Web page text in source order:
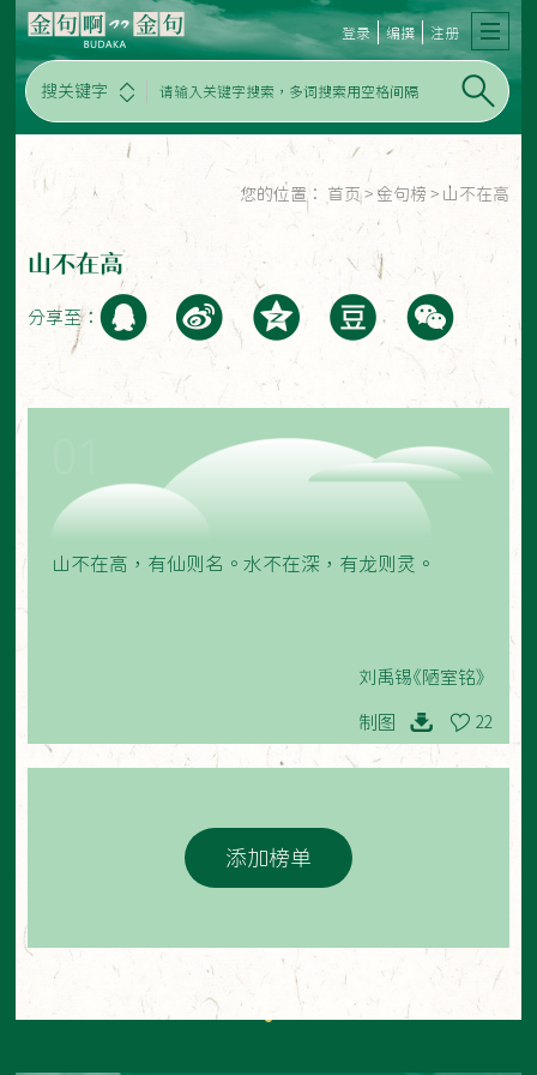
搜关键字
登录 编撰 注册
您的位置： 首页 > 金句榜 > 山不在高
山不在高
分享至：
山不在高，有仙则名。水不在深，有龙则灵。
刘禹锡《陋室铭》
制图 22
添加榜单